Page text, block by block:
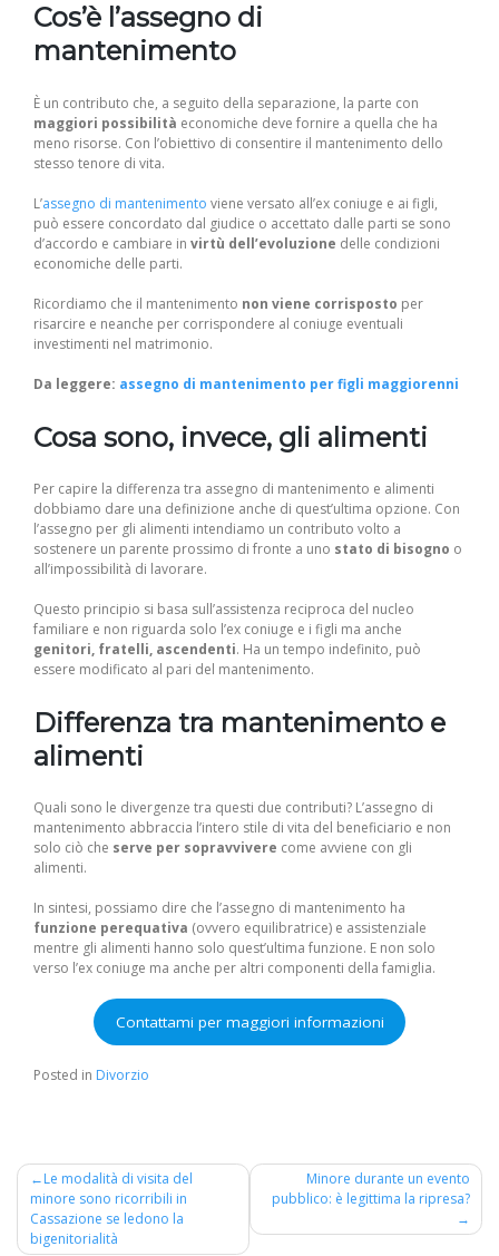
Cos’è l’assegno di
mantenimento
È un contributo che, a seguito della separazione, la parte con
maggiori possibilità economiche deve fornire a quella che ha
meno risorse. Con l’obiettivo di consentire il mantenimento dello
stesso tenore di vita.
L’assegno di mantenimento viene versato all’ex coniuge e ai figli,
può essere concordato dal giudice o accettato dalle parti se sono
d’accordo e cambiare in virtù dell’evoluzione delle condizioni
economiche delle parti.
Ricordiamo che il mantenimento non viene corrisposto per
risarcire e neanche per corrispondere al coniuge eventuali
investimenti nel matrimonio.
Da leggere: assegno di mantenimento per figli maggiorenni
Cosa sono, invece, gli alimenti
Per capire la differenza tra assegno di mantenimento e alimenti
dobbiamo dare una definizione anche di quest’ultima opzione. Con
l’assegno per gli alimenti intendiamo un contributo volto a
sostenere un parente prossimo di fronte a uno stato di bisogno o
all’impossibilità di lavorare.
Questo principio si basa sull’assistenza reciproca del nucleo
familiare e non riguarda solo l’ex coniuge e i figli ma anche
genitori, fratelli, ascendenti. Ha un tempo indefinito, può
essere modificato al pari del mantenimento.
Differenza tra mantenimento e
alimenti
Quali sono le divergenze tra questi due contributi? L’assegno di
mantenimento abbraccia l’intero stile di vita del beneficiario e non
solo ciò che serve per sopravvivere come avviene con gli
alimenti.
In sintesi, possiamo dire che l’assegno di mantenimento ha
funzione perequativa (ovvero equilibratrice) e assistenziale
mentre gli alimenti hanno solo quest’ultima funzione. E non solo
verso l’ex coniuge ma anche per altri componenti della famiglia.
Contattami per maggiori informazioni
Posted in Divorzio
Navigazione
articoli
Le modalità di visita del
minore sono ricorribili in
Cassazione se ledono la
bigenitorialità
Minore durante un evento
pubblico: è legittima la ripresa?